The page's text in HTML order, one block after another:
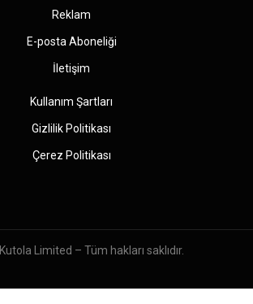
Reklam
E-posta Aboneliği
İletişim
Kullanım Şartları
Gizlilik Politikası
Çerez Politikası
Kutola Limited – Tüm hakları saklıdır.